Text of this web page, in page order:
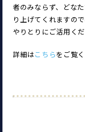
者のみならず、どな
り上げてくれますの
やりとりにご活用くだ
詳細はこちらをご覧く